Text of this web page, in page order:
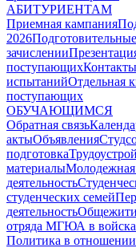
АБИТУРИЕНТАМ
Приемная кампания
2026
зачислении
поступающихКонтакты
испытанийОтдельная
поступающих
ОБУЧАЮЩИМСЯ
Обратная связь
актыОбъявления
подготовка
материалыМолодежная
деятельность
студенческих семей
деятельность
отряда МГЮА в
Политика в